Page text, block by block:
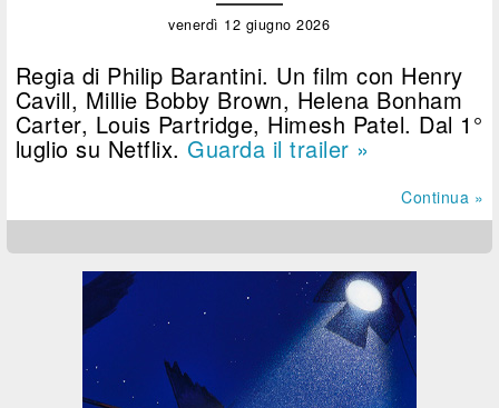
venerdì 12 giugno 2026
Regia di Philip Barantini. Un film con Henry
Cavill, Millie Bobby Brown, Helena Bonham
Carter, Louis Partridge, Himesh Patel. Dal 1°
luglio su Netflix. Guarda il trailer »
Continua »